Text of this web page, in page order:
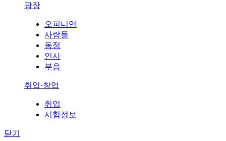
광장
오피니언
사람들
동정
인사
부음
취업·창업
취업
시험정보
닫기